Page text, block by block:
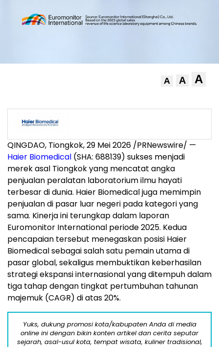
A A A
QINGDAO, Tiongkok, 29 Mei 2026 /PRNewswire/ —
Haier Biomedical (SHA: 688139) sukses menjadi
merek asal Tiongkok yang mencatat angka
penjualan peralatan laboratorium ilmu hayati
terbesar di dunia. Haier Biomedical juga memimpin
penjualan di pasar luar negeri pada kategori yang
sama. Kinerja ini terungkap dalam laporan
Euromonitor International periode 2025. Kedua
pencapaian tersebut menegaskan posisi Haier
Biomedical sebagai salah satu pemain utama di
pasar global, sekaligus membuktikan keberhasilan
strategi ekspansi internasional yang ditempuh dalam
tiga tahap dengan tingkat pertumbuhan tahunan
majemuk (CAGR) di atas 20%.
Yuks, dukung promosi kota/kabupaten Anda di media
online ini dengan bikin konten artikel dan cerita seputar
sejarah, asal-usul kota, tempat wisata, kuliner tradisional,